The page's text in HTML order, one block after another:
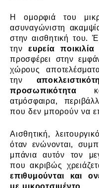
Η ομορφιά του
ασυναγώνιστη
στην αισθητική του.
τηνευρεία
προσφέρει στην
χώρους
την
προσωπικότητα
ατμόσφαιρα,
που δεν μπορούν να
Αισθητική,
όταν ενώνονται,
μπάνια αυτόν τον
που ακριβώς
επιθυμούνται και